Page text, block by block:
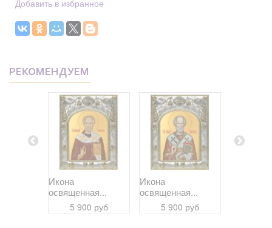
Добавить в избранное
РЕКОМЕНДУЕМ
Икона
освященная...
5 900 руб
Икона
освященная...
5 900 руб